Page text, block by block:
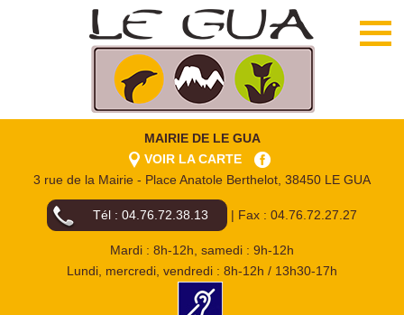
MAIRIE DE LE GUA
VOIR LA CARTE
3 rue de la Mairie - Place Anatole Berthelot, 38450 LE GUA
Tél : 04.76.72.38.13 | Fax : 04.76.72.27.27
Mardi : 8h-12h, samedi : 9h-12h
Lundi, mercredi, vendredi : 8h-12h / 13h30-17h